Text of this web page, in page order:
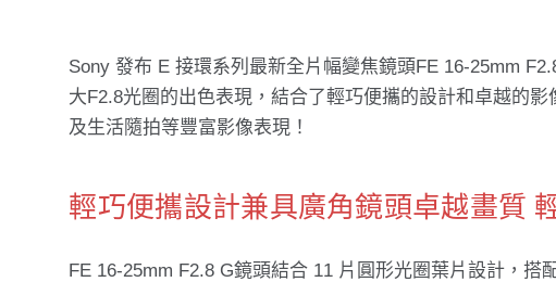
Sony 發布 E 接環系列最新全片幅變焦鏡頭FE 16-25mm
大F2.8光圈的出色表現，結合了輕巧便攜的設計和卓越的
及生活隨拍等豐富影像表現！
輕巧便攜設計兼具廣角鏡頭卓越畫質
FE 16-25mm F2.8 G鏡頭結合 11 片圓形光圈葉片設計，